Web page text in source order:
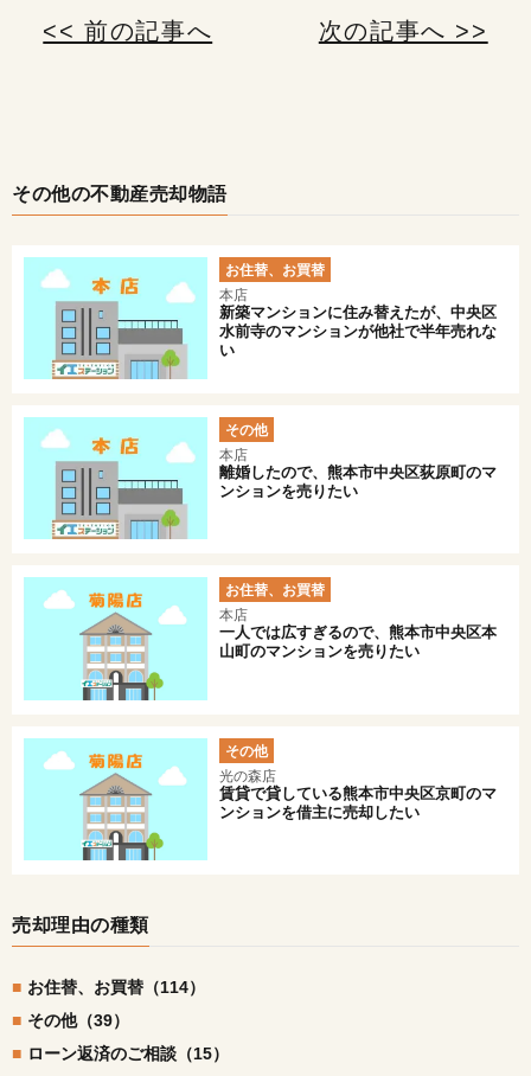
<< 前の記事へ 次の記事へ >>
その他の不動産売却物語
お住替、お買替
本店
新築マンションに住み替えたが、中央区
水前寺のマンションが他社で半年売れな
い
その他
本店
離婚したので、熊本市中央区荻原町のマ
ンションを売りたい
お住替、お買替
本店
一人では広すぎるので、熊本市中央区本
山町のマンションを売りたい
その他
光の森店
賃貸で貸している熊本市中央区京町のマ
ンションを借主に売却したい
売却理由の種類
お住替、お買替（114）
その他（39）
ローン返済のご相談（15）